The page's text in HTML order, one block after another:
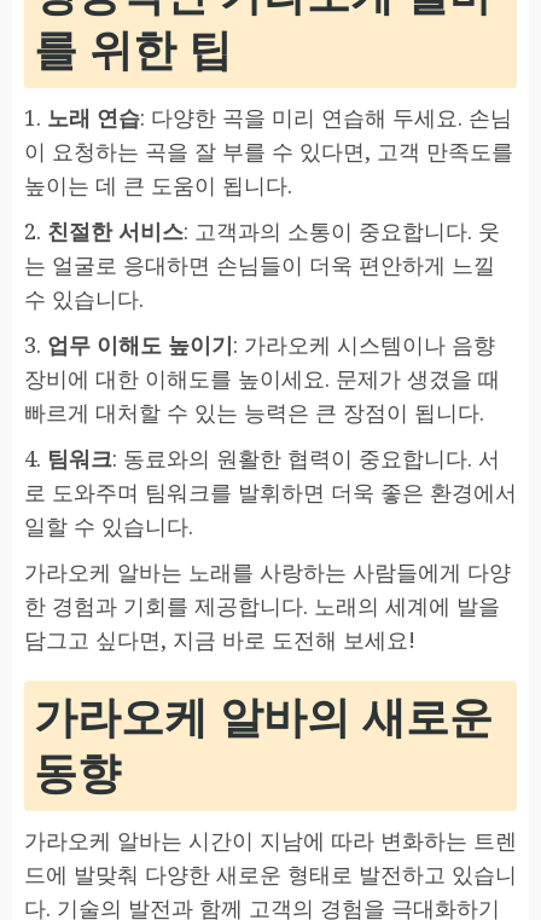
를 위한 팁
1. 노래 연습: 다양한 곡을 미리 연습해 두세요. 손님
이 요청하는 곡을 잘 부를 수 있다면, 고객 만족도를
높이는 데 큰 도움이 됩니다.
2. 친절한 서비스: 고객과의 소통이 중요합니다. 웃
는 얼굴로 응대하면 손님들이 더욱 편안하게 느낄
수 있습니다.
3. 업무 이해도 높이기: 가라오케 시스템이나 음향
장비에 대한 이해도를 높이세요. 문제가 생겼을 때
빠르게 대처할 수 있는 능력은 큰 장점이 됩니다.
4. 팀워크: 동료와의 원활한 협력이 중요합니다. 서
로 도와주며 팀워크를 발휘하면 더욱 좋은 환경에서
일할 수 있습니다.
가라오케 알바는 노래를 사랑하는 사람들에게 다양
한 경험과 기회를 제공합니다. 노래의 세계에 발을
담그고 싶다면, 지금 바로 도전해 보세요!
가라오케 알바의 새로운
동향
가라오케 알바는 시간이 지남에 따라 변화하는 트렌
드에 발맞춰 다양한 새로운 형태로 발전하고 있습니
다. 기술의 발전과 함께 고객의 경험을 극대화하기